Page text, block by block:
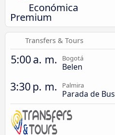
Económica
Premium
Transfers & Tours
5:00 a. m. Bogotá
Belen
3:30 p. m. Palmira
Parada de Bus